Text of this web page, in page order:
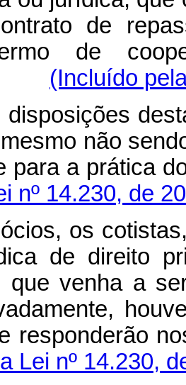
de
de
(Incluído
disposições
não
para a
nº 14.230, de
os
de direito
que venha a
Lei nº 14.230,